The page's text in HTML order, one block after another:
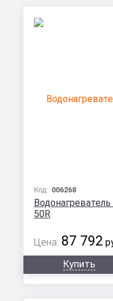
Код: 006268
50R
Цена: 87 792
Купить